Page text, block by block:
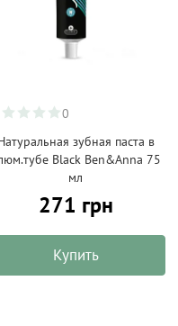
0
зубная паста в
Black Ben&Anna 75
мл
271 грн
Купить